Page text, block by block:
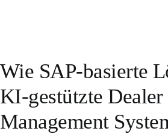
Wie SAP-basierte
KI-gestützte Dealer
Management